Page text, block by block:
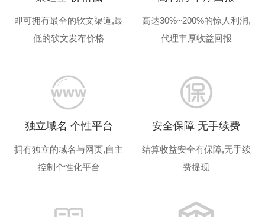
即可拥有最全的软文渠道,最
低的软文发布价格
高达30%~200%的惊人利润,
代理丰厚收益回报
独立域名 个性平台
拥有独立的域名与网页,自主
控制个性化平台
安全保障 无手续费
结算收益安全有保障,无手续
费提现